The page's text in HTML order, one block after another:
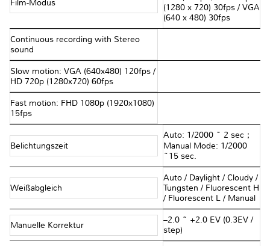
Film-Modus
(1280 x 720) 30fps / VGA
(640 x 480) 30fps
Continuous recording with Stereo
sound
Slow motion: VGA (640x480) 120fps /
HD 720p (1280x720) 60fps
Fast motion: FHD 1080p (1920x1080)
15fps
Belichtungszeit
Auto: 1/2000 ~ 2 sec；
Manual Mode: 1/2000
~15 sec.
Weißabgleich
Auto / Daylight / Cloudy /
Tungsten / Fluorescent H
/ Fluorescent L / Manual
Manuelle Korrektur
–2.0 ~ +2.0 EV (0.3EV /
step)